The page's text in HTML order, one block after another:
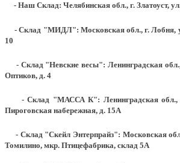
- Наш Склад: Челябинская обл., г. Златоуст,
- Склад "МИДЛ": Московская обл., г. Лобня,
10
- Склад "Невские весы": Ленинградская обл.,
Оптиков, д. 4
- Склад "МАССА К": Ленинградская обл., г.
Пироговская набережная, д. 15А
- Склад "Скейл Энтерпрайз": Московская
Томилино, мкр. Птицефабрика, склад 5А